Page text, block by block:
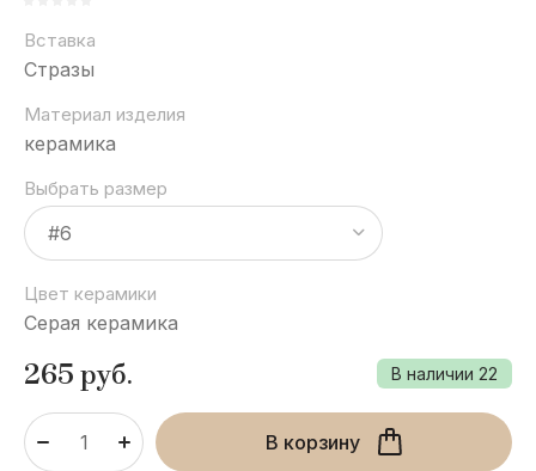
Вставка
Стразы
Материал изделия
керамика
Выбрать размер
Цвет керамики
Серая керамика
В наличии 22
265 руб.
В корзину